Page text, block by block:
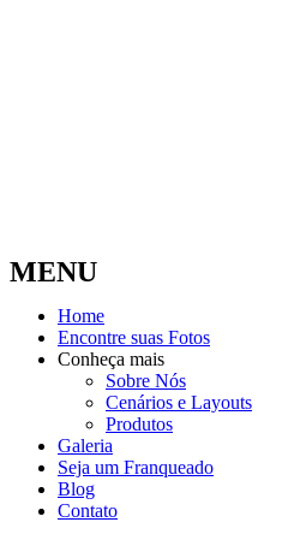
MENU
Home
Encontre suas Fotos
Conheça mais
Sobre Nós
Cenários e Layouts
Produtos
Galeria
Seja um Franqueado
Blog
Contato